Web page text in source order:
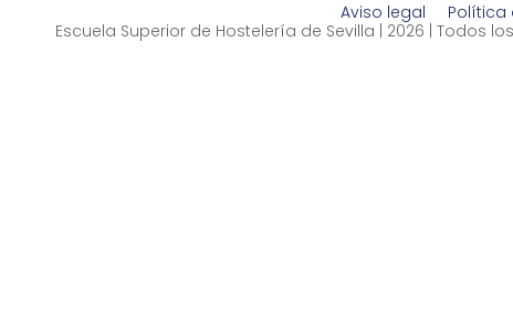
Aviso legal Política
Escuela Superior de Hostelería de Sevilla | 2026 | Todos